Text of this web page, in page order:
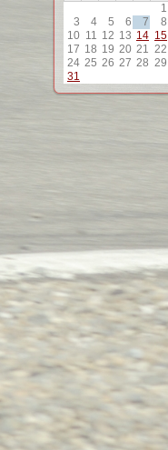
1
3
4 5 6 7 8
10 11 12 13 14 15
17 18 19 20 21 22
24 25 26 27 28 29
31